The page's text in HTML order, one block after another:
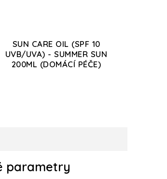
SUN CARE OIL (SPF 10
UVB/UVA) - SUMMER SUN
200ML (DOMÁCÍ PÉČE)
parametry